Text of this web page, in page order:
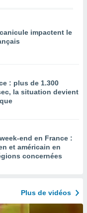
impactent le
: plus de 1.300
la situation devient
end en France :
et américain en
concernées
Plus de vidéos